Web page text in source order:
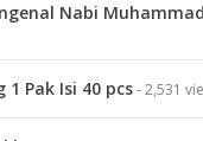
Nabi
Pak Isi 40 pcs- 2,531